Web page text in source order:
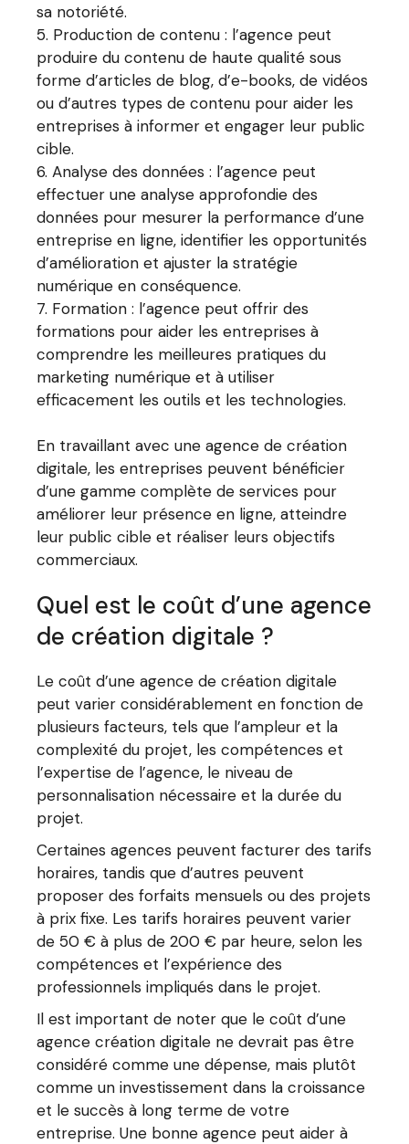
sa notoriété.
Production de contenu : l’agence peut
produire du contenu de haute qualité sous
forme d’articles de blog, d’e-books, de vidéos
ou d’autres types de contenu pour aider les
entreprises à informer et engager leur public
cible.
Analyse des données : l’agence peut
effectuer une analyse approfondie des
données pour mesurer la performance d’une
entreprise en ligne, identifier les opportunités
d’amélioration et ajuster la stratégie
numérique en conséquence.
Formation : l’agence peut offrir des
formations pour aider les entreprises à
comprendre les meilleures pratiques du
marketing numérique et à utiliser
efficacement les outils et les technologies.
En travaillant avec une agence de création
digitale, les entreprises peuvent bénéficier
d’une gamme complète de services pour
améliorer leur présence en ligne, atteindre
leur public cible et réaliser leurs objectifs
commerciaux.
Quel est le coût d’une agence
de création digitale ?
Le coût d’une agence de création digitale
peut varier considérablement en fonction de
plusieurs facteurs, tels que l’ampleur et la
complexité du projet, les compétences et
l’expertise de l’agence, le niveau de
personnalisation nécessaire et la durée du
projet.
Certaines agences peuvent facturer des tarifs
horaires, tandis que d’autres peuvent
proposer des forfaits mensuels ou des projets
à prix fixe. Les tarifs horaires peuvent varier
de 50 € à plus de 200 € par heure, selon les
compétences et l’expérience des
professionnels impliqués dans le projet.
Il est important de noter que le coût d’une
agence création digitale ne devrait pas être
considéré comme une dépense, mais plutôt
comme un investissement dans la croissance
et le succès à long terme de votre
entreprise. Une bonne agence peut aider à